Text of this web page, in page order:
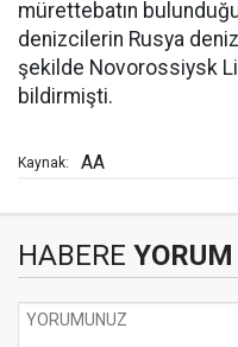
mürettebatın
denizcilerin Rusya
şekilde Novorossiysk
bildirmişti.
Kaynak: AA
HABERE